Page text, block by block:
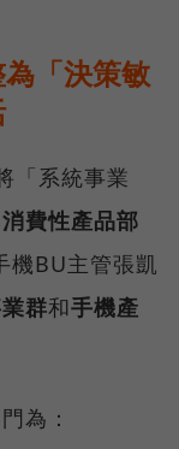
「決策敏
「系統事業
消費性產品部
機BU主管張凱
群和手機產
為：